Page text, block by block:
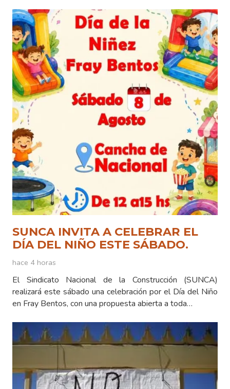
SUNCA INVITA A CELEBRAR EL
DÍA DEL NIÑO ESTE SÁBADO.
hace 4 horas
El Sindicato Nacional de la Construcción (SUNCA)
realizará este sábado una celebración por el Día del Niño
en Fray Bentos, con una propuesta abierta a toda…